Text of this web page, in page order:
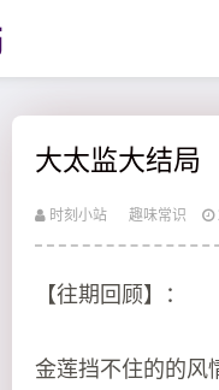
大太监大结局
时刻小站 趣味常识
【往期回顾】：
金莲挡不住的的风